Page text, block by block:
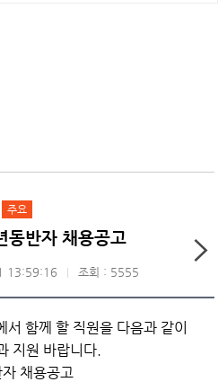
주요
동반자 채용공고
13:59:16 조회 : 5555
함께 할 직원을 다음과 같이
지원 바랍니다.
채용공고